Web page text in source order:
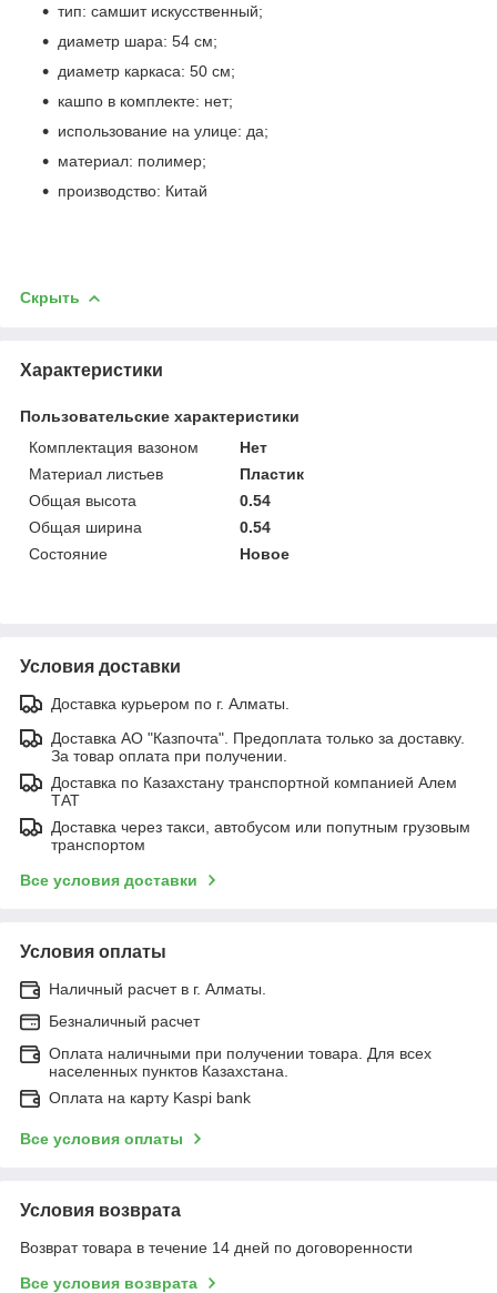
тип: самшит искусственный;
диаметр шара: 54 см;
диаметр каркаса: 50 см;
кашпо в комплекте: нет;
использование на улице: да;
материал: полимер;
производство: Китай
Скрыть
Характеристики
Пользовательские характеристики
Комплектация вазоном
Нет
Материал листьев
Пластик
Общая высота
0.54
Общая ширина
0.54
Состояние
Новое
Условия доставки
Доставка курьером по г. Алматы.
Доставка АО "Казпочта". Предоплата только за доставку.
За товар оплата при получении.
Доставка по Казахстану транспортной компанией Алем
ТАТ
Доставка через такси, автобусом или попутным грузовым
транспортом
Все условия доставки
Условия оплаты
Наличный расчет в г. Алматы.
Безналичный расчет
Оплата наличными при получении товара. Для всех
населенных пунктов Казахстана.
Оплата на карту Kaspi bank
Все условия оплаты
Условия возврата
Возврат товара в течение 14 дней по договоренности
Все условия возврата